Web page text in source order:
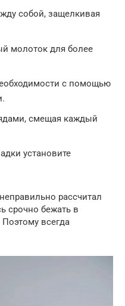
собой, защелкивая
молоток для более
с помощью
смещая каждый
установите
рассчитал
срочно бежать в
всегда